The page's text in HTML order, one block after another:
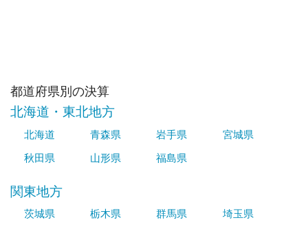
都道府県別の決算
北海道・東北地方
北海道 青森県 岩手県
宮城県
秋田県
山形県 福島県
関東地方
茨城県 栃木県 群馬県
埼玉県